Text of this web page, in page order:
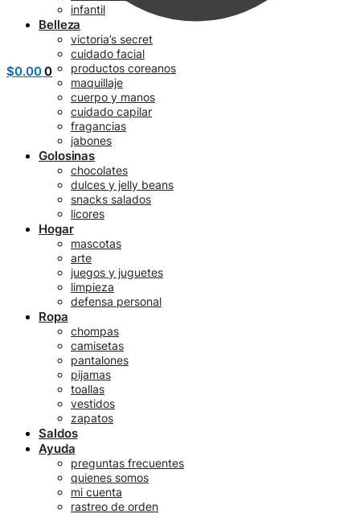
$0.00 0
infantil
Belleza
victoria’s secret
cuidado facial
productos coreanos
maquillaje
cuerpo y manos
cuidado capilar
fragancias
jabones
Golosinas
chocolates
dulces y jelly beans
snacks salados
licores
Hogar
mascotas
arte
juegos y juguetes
limpieza
defensa personal
Ropa
chompas
camisetas
pantalones
pijamas
toallas
vestidos
zapatos
Saldos
Ayuda
preguntas frecuentes
quienes somos
mi cuenta
rastreo de orden